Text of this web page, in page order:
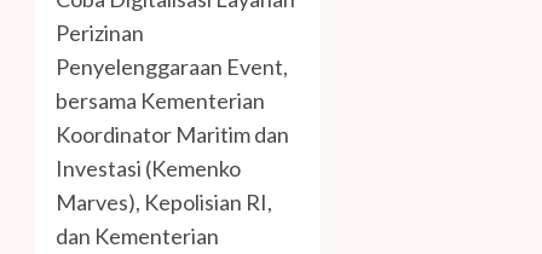
Perizinan
Penyelenggaraan Event,
bersama Kementerian
Koordinator Maritim dan
Investasi (Kemenko
Marves), Kepolisian RI,
dan Kementerian